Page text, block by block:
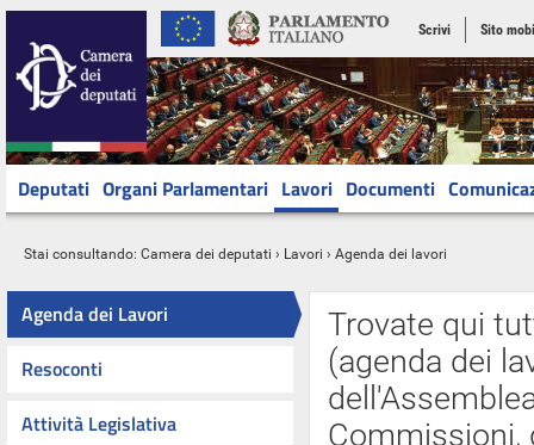
Scrivi Sito
Deputati Organi Parlamentari Lavori Documenti
Stai consultando: Camera dei deputati › Lavori › Agenda dei lavori
Agenda dei Lavori
Resoconti
Attività Legislativa
Trovate qui
(agenda dei
Commissioni,